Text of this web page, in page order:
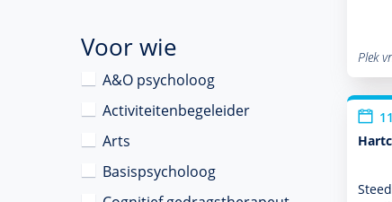
Voor wie
A&O psycholoog
Activiteitenbegeleider
Arts
Basispsycholoog
Plek